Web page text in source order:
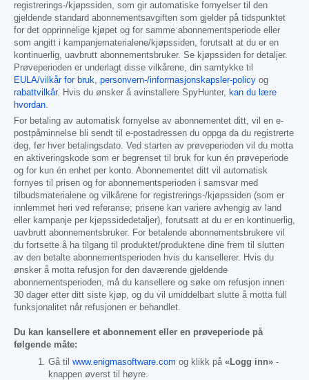
registrerings-/kjøpssiden, som gir automatiske fornyelser til den
gjeldende standard abonnementsavgiften som gjelder på tidspunktet
for det opprinnelige kjøpet og for samme abonnementsperiode eller
som angitt i kampanjematerialene/kjøpssiden, forutsatt at du er en
kontinuerlig, uavbrutt abonnementsbruker. Se kjøpssiden for detaljer.
Prøveperioden er underlagt disse vilkårene, din samtykke til
EULA/vilkår for bruk, personvern-/informasjonskapsler-policy og
rabattvilkår. Hvis du ønsker å avinstallere SpyHunter, kan du lære
hvordan.
For betaling av automatisk fornyelse av abonnementet ditt, vil en e-
postpåminnelse bli sendt til e-postadressen du oppga da du registrerte
deg, før hver betalingsdato. Ved starten av prøveperioden vil du motta
en aktiveringskode som er begrenset til bruk for kun én prøveperiode
og for kun én enhet per konto. Abonnementet ditt vil automatisk
fornyes til prisen og for abonnementsperioden i samsvar med
tilbudsmaterialene og vilkårene for registrerings-/kjøpssiden (som er
innlemmet heri ved referanse; prisene kan variere avhengig av land
eller kampanje per kjøpssidedetaljer), forutsatt at du er en kontinuerlig,
uavbrutt abonnementsbruker. For betalende abonnementsbrukere vil
du fortsette å ha tilgang til produktet/produktene dine frem til slutten
av den betalte abonnementsperioden hvis du kansellerer. Hvis du
ønsker å motta refusjon for den daværende gjeldende
abonnementsperioden, må du kansellere og søke om refusjon innen
30 dager etter ditt siste kjøp, og du vil umiddelbart slutte å motta full
funksjonalitet når refusjonen er behandlet.
Du kan kansellere et abonnement eller en prøveperiode på
følgende måte:
Gå til www.enigmasoftware.com og klikk på «Logg inn» -
knappen øverst til høyre.